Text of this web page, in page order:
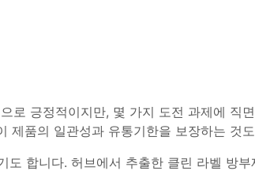
로 긍정적이지만, 몇 가지 도전 과제에 직
제품의 일관성과 유통기한을 보장하는 것
도 합니다. 허브에서 추출한 클린 라벨 방